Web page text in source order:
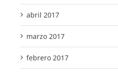
abril 2017
marzo 2017
febrero 2017